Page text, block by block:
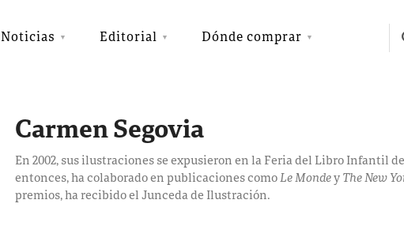
Noticias Editorial Dónde comprar
Carmen Segovia
En 2002, sus ilustraciones se expusieron en la Feria del Libro Infantil
entonces, ha colaborado en publicaciones comoLe Mondey The New
premios, ha recibido el Junceda de Ilustración.